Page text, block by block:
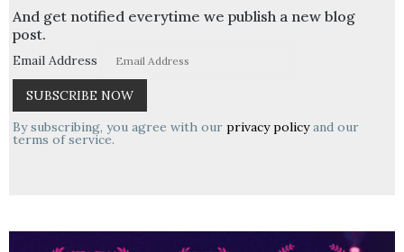
And get notified everytime we publish a new blog
post.
Email Address
By subscribing, you agree with our privacy policyand our
terms of service.